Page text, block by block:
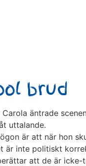
brud
äntrade
uttalande.
är att när hon
är inte politiskt
att de är